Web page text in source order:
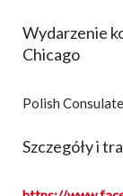
Wydarzenie
Chicago
Polish
Szczegóły i